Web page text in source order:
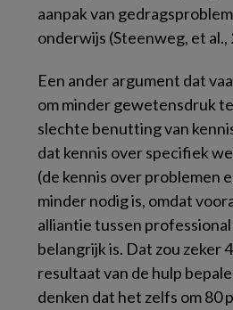
aanpak van
onderwijs (Steenweg, et al.,
Een ander argument dat
om minder gewetensdruk
slechte benutting van
dat kennis over specifiek
(de kennis over problemen
minder nodig is, omdat
alliantie tussen
belangrijk is. Dat zou zeker
resultaat van de hulp
denken dat het zelfs om 80